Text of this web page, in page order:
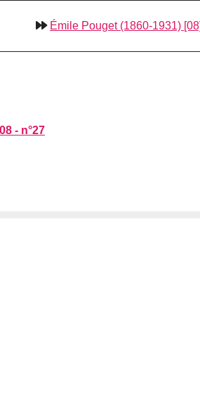
Émile Pouget (1860-1931) [08]
- n°27